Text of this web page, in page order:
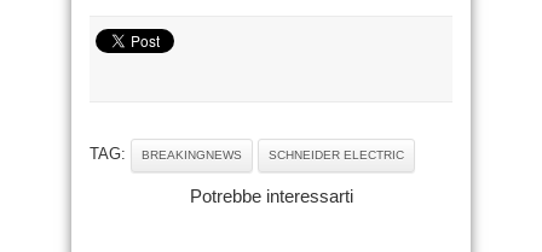
TAG: BREAKINGNEWS SCHNEIDER ELECTRIC
Potrebbe interessarti